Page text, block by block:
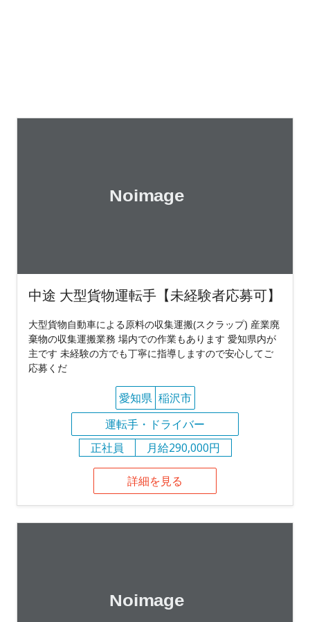
中途 大型貨物運転手【未経験者応募可】
大型貨物自動車による原料の収集運搬(スクラップ) 産業廃
棄物の収集運搬業務 場内での作業もあります 愛知県内が
主です 未経験の方でも丁寧に指導しますので安心してご
応募くだ
愛知県 稲沢市
運転手・ドライバー
正社員
月給290,000円
詳細を見る